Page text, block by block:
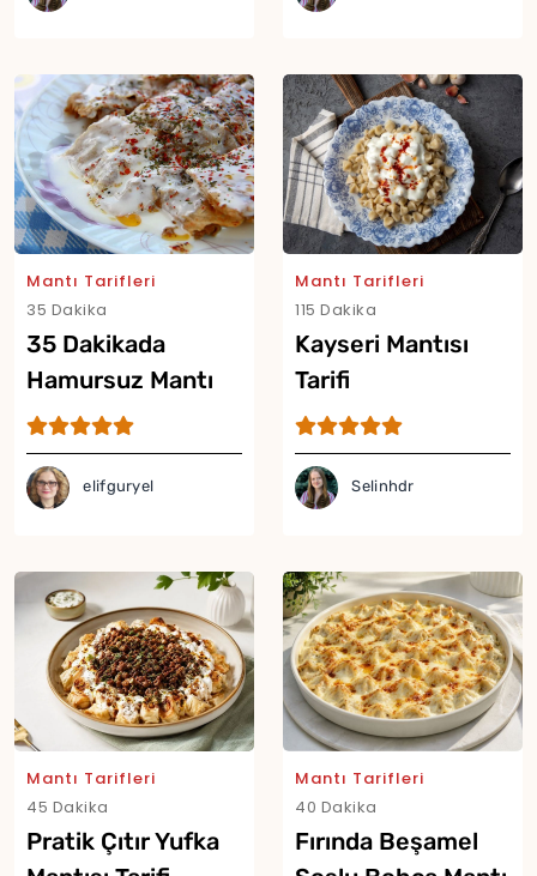
Mantı Tarifleri
35 Dakika
35 Dakikada
Hamursuz Mantı
Tarifi
elifguryel
Mantı Tarifleri
115 Dakika
Kayseri Mantısı
Tarifi
Selinhdr
Mantı Tarifleri
45 Dakika
Pratik Çıtır Yufka
Mantı Tarifleri
40 Dakika
Fırında Beşamel